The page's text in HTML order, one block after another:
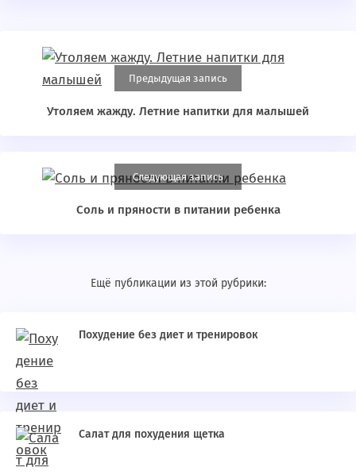
Предыдущая запись
Утоляем жажду. Летние напитки для малышей
Следующая запись
Соль и пряности в питании ребенка
Ещё публикации из этой рубрики:
Похудение без диет и тренировок
Салат для похудения щетка